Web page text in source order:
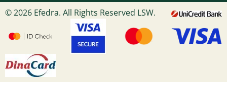
© 2026 Efedra. All Rights Reserved LSW.